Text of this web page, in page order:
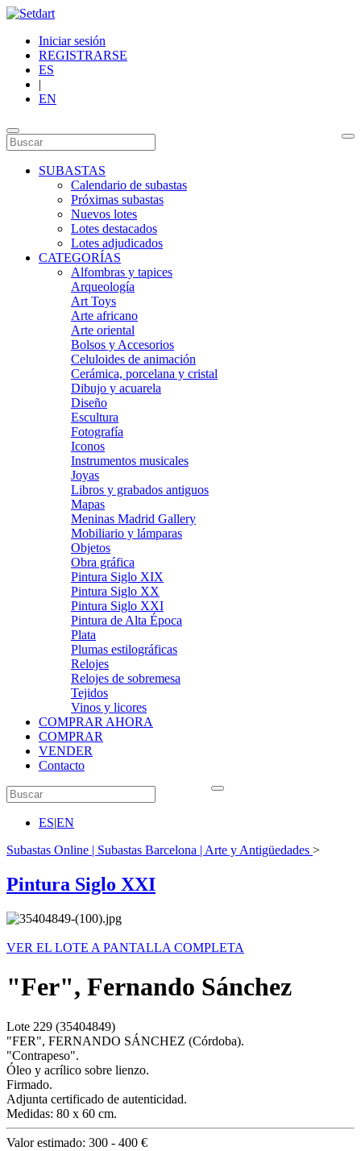
Iniciar sesión
REGISTRARSE
ES
|
EN
SUBASTAS
Calendario de subastas
Próximas subastas
Nuevos lotes
Lotes destacados
Lotes adjudicados
CATEGORÍAS
Alfombras y tapices
Arqueología
Art Toys
Arte africano
Arte oriental
Bolsos y Accesorios
Celuloides de animación
Cerámica, porcelana y cristal
Dibujo y acuarela
Diseño
Escultura
Fotografía
Iconos
Instrumentos musicales
Joyas
Libros y grabados antiguos
Mapas
Meninas Madrid Gallery
Mobiliario y lámparas
Objetos
Obra gráfica
Pintura Siglo XIX
Pintura Siglo XX
Pintura Siglo XXI
Pintura de Alta Época
Plata
Plumas estilográficas
Relojes
Relojes de sobremesa
Tejidos
Vinos y licores
COMPRAR AHORA
COMPRAR
VENDER
Contacto
ES|EN
Subastas Online | Subastas Barcelona | Arte y Antigüedades >
Pintura Siglo XXI
VER EL LOTE A PANTALLA COMPLETA
"Fer", Fernando Sánchez
Lote 229 (35404849)
"FER", FERNANDO SÁNCHEZ (Córdoba).
"Contrapeso".
Óleo y acrílico sobre lienzo.
Firmado.
Adjunta certificado de autenticidad.
Medidas: 80 x 60 cm.
Valor estimado: 300 - 400 €